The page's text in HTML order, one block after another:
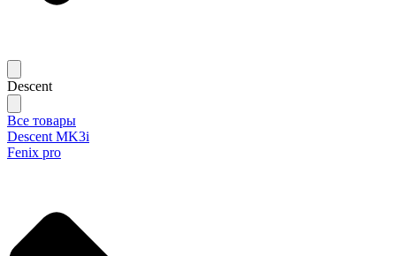
Descent
Все товары
Descent MK3i
Fenix pro